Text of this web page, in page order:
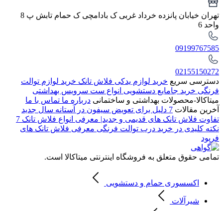
تهران خیابان پانزده خرداد غربی ک بادامچی ک حمام تابش پ 8
واحد 6
09199767585
02155150272
دسترسی سریع خرید لوازم یدکی فلاش تانک خرید لوازم توالت
فرنگی خرید جامایع دستشویی انواع ست سرویس بهداشتی
میتاکالا-محصولات بهداشتی و ساختمانی درباره ما تماس با ما
آخرین مقالات 7 دلیل برای تعویض سیفون در آستانه سال جدید
تفاوت فلاش تانک های قدیمی و جدید| معرفی انواع فلاش تانک 7
نکته کلیدی در خرید درب توالت فرنگی معرفی فلاش تانک های
فرپود
تمامی حقوق متعلق به فروشگاه اینترنتی میتاکالا است.
اکسسوری حمام و دستشویی
شیرآلات